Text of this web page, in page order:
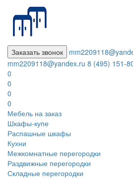
Заказать звонок
mm2209118@yandex.ru 8 (495) 151-
0
0
0
0
Мебель на заказ
Шкафы-купе
Распашные шкафы
Кухни
Межкомнатные перегородки
Раздвижные перегородки
Складные перегородки